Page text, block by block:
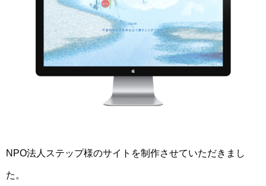
NPO法人ステップ様のサイトを制作させていただきまし
た。